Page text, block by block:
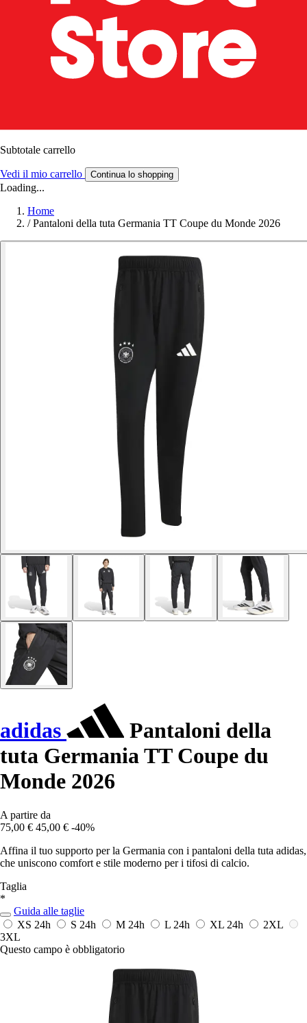
Subtotale carrello
Vedi il mio carrello Continua lo shopping
Loading...
Home
/ Pantaloni della tuta Germania TT Coupe du Monde 2026
adidas
Pantaloni della
tuta Germania TT Coupe du
Monde 2026
A partire da
75,00 € 45,00 € -40%
Affina il tuo supporto per la Germania con i pantaloni della tuta adidas,
che uniscono comfort e stile moderno per i tifosi di calcio.
Taglia
*
Guida alle taglie
XS 24h S 24h M 24h L 24h XL 24h
2XL
3XL
Questo campo è obbligatorio